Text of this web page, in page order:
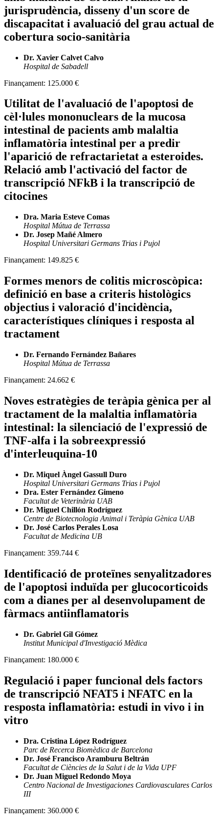
jurisprudència, disseny d'un score de
discapacitat i avaluació del grau actual de
cobertura socio-sanitària
Dr. Xavier Calvet Calvo
Hospital de Sabadell
Finançament: 125.000 €
Utilitat de l'avaluació de l'apoptosi de
cèl·lules mononuclears de la mucosa
intestinal de pacients amb malaltia
inflamatòria intestinal per a predir
l'aparició de refractarietat a esteroides.
Relació amb l'activació del factor de
transcripció NFkB i la transcripció de
citocines
Dra. Maria Esteve Comas
Hospital Mútua de Terrassa
Dr. Josep Mañé Almero
Hospital Universitari Germans Trias i Pujol
Finançament: 149.825 €
Formes menors de colitis microscòpica:
definició en base a criteris histològics
objectius i valoració d'incidència,
característiques clíniques i resposta al
tractament
Dr. Fernando Fernández Bañares
Hospital Mútua de Terrassa
Finançament: 24.662 €
Noves estratègies de teràpia gènica per al
tractament de la malaltia inflamatòria
intestinal: la silenciació de l'expressió de
TNF-alfa i la sobreexpressió
d'interleuquina-10
Dr. Miquel Àngel Gassull Duro
Hospital Universitari Germans Trias i Pujol
Dra. Ester Fernández Gimeno
Facultat de Veterinària UAB
Dr. Miguel Chillón Rodríguez
Centre de Biotecnologia Animal i Teràpia Gènica UAB
Dr. José Carlos Perales Losa
Facultat de Medicina UB
Finançament: 359.744 €
Identificació de proteïnes senyalitzadores
de l'apoptosi induïda per glucocorticoids
com a dianes per al desenvolupament de
fàrmacs antiinflamatoris
Dr. Gabriel Gil Gómez
Institut Municipal d'Investigació Mèdica
Finançament: 180.000 €
Regulació i paper funcional dels factors
de transcripció NFAT5 i NFATC en la
resposta inflamatòria: estudi in vivo i in
vitro
Dra. Cristina López Rodríguez
Parc de Recerca Biomèdica de Barcelona
Dr. José Francisco Aramburu Beltrán
Facultat de Ciències de la Salut i de la Vida UPF
Dr. Juan Miguel Redondo Moya
Centro Nacional de Investigaciones Cardiovasculares Carlos
III
Finançament: 360.000 €